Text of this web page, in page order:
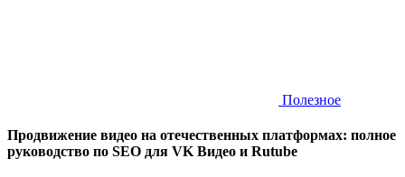
Полезное
Продвижение видео на отечественных платформах: полное
руководство по SEO для VK Видео и Rutube